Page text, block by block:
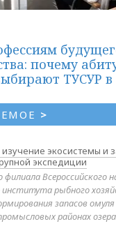
почему
ТУСУР
>
экосистемы и
экспедиции
филиала Всероссийского
института рыбного
запасов
районах озера